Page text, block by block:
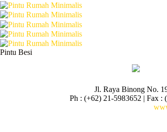
Pintu Besi
Jl. Raya Binong No.
Ph : (+62) 21-5983652 | Fax